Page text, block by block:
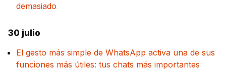
demasiado
30 julio
El gesto más simple de WhatsApp activa una de sus
funciones más útiles: tus chats más importantes